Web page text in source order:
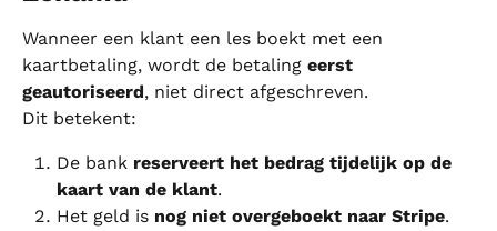
Wanneer een klant een les boekt met een
kaartbetaling, wordt de betaling eerst
geautoriseerd, niet direct afgeschreven.
Dit betekent:
De bank reserveert het bedrag tijdelijk op de
kaart van de klant.
Het geld is nog niet overgeboekt naar Stripe.